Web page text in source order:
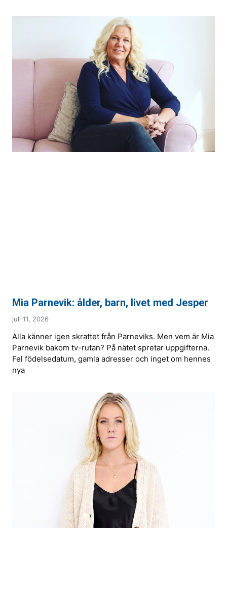
Mia Parnevik: ålder, barn, livet med Jesper
juli 11, 2026
Alla känner igen skrattet från Parneviks. Men vem är Mia
Parnevik bakom tv-rutan? På nätet spretar uppgifterna.
Fel födelsedatum, gamla adresser och inget om hennes
nya